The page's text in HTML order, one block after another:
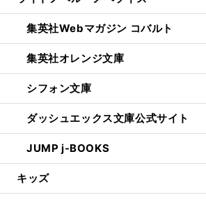
集英社Webマガジン コバルト
集英社オレンジ文庫
シフォン文庫
ダッシュエックス文庫公式サイト
JUMP j-BOOKS
キッズ